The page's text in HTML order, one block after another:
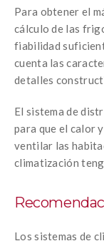
Para obtener el
cálculo de las
fiabilidad
cuenta las
detalles
El sistema de
para que el calor
ventilar las
climatización
Los sistemas de